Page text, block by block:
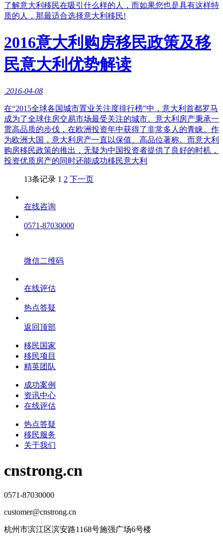
了解意大利移民在吸引什么样的人，而如果您也是具有这样特
质的人，那最适合选择意大利移民!
2016意大利购房移民政策及移
民意大利优势解读
2016-04-08
在“2015全球各国城市置业关注度排行榜”中，意大利首都罗马
成为了全球住房交易市场最受关注的城市。意大利房产秉承一
贯高品质的步伐，在欧洲投资年中获得了非常多人的青睐。作
为欧洲大国，意大利房产一直以保值、高品位著称。而意大利
购房移民政策的推出，无疑为中国投资者提供了良好的时机，
投资优质房产的同时还能成功移民意大利
13条记录 1 2 下一页
在线咨询
0571-87030000
微信二维码
在线评估
热点答疑
返回顶部
移民国家
移民项目
精英团队
成功案例
资讯中心
在线评估
热点答疑
移民服务
关于我们
cnstrong.cn
0571-87030000
customer@cnstrong.cn
杭州市滨江区滨安路1168号施强广场6号楼